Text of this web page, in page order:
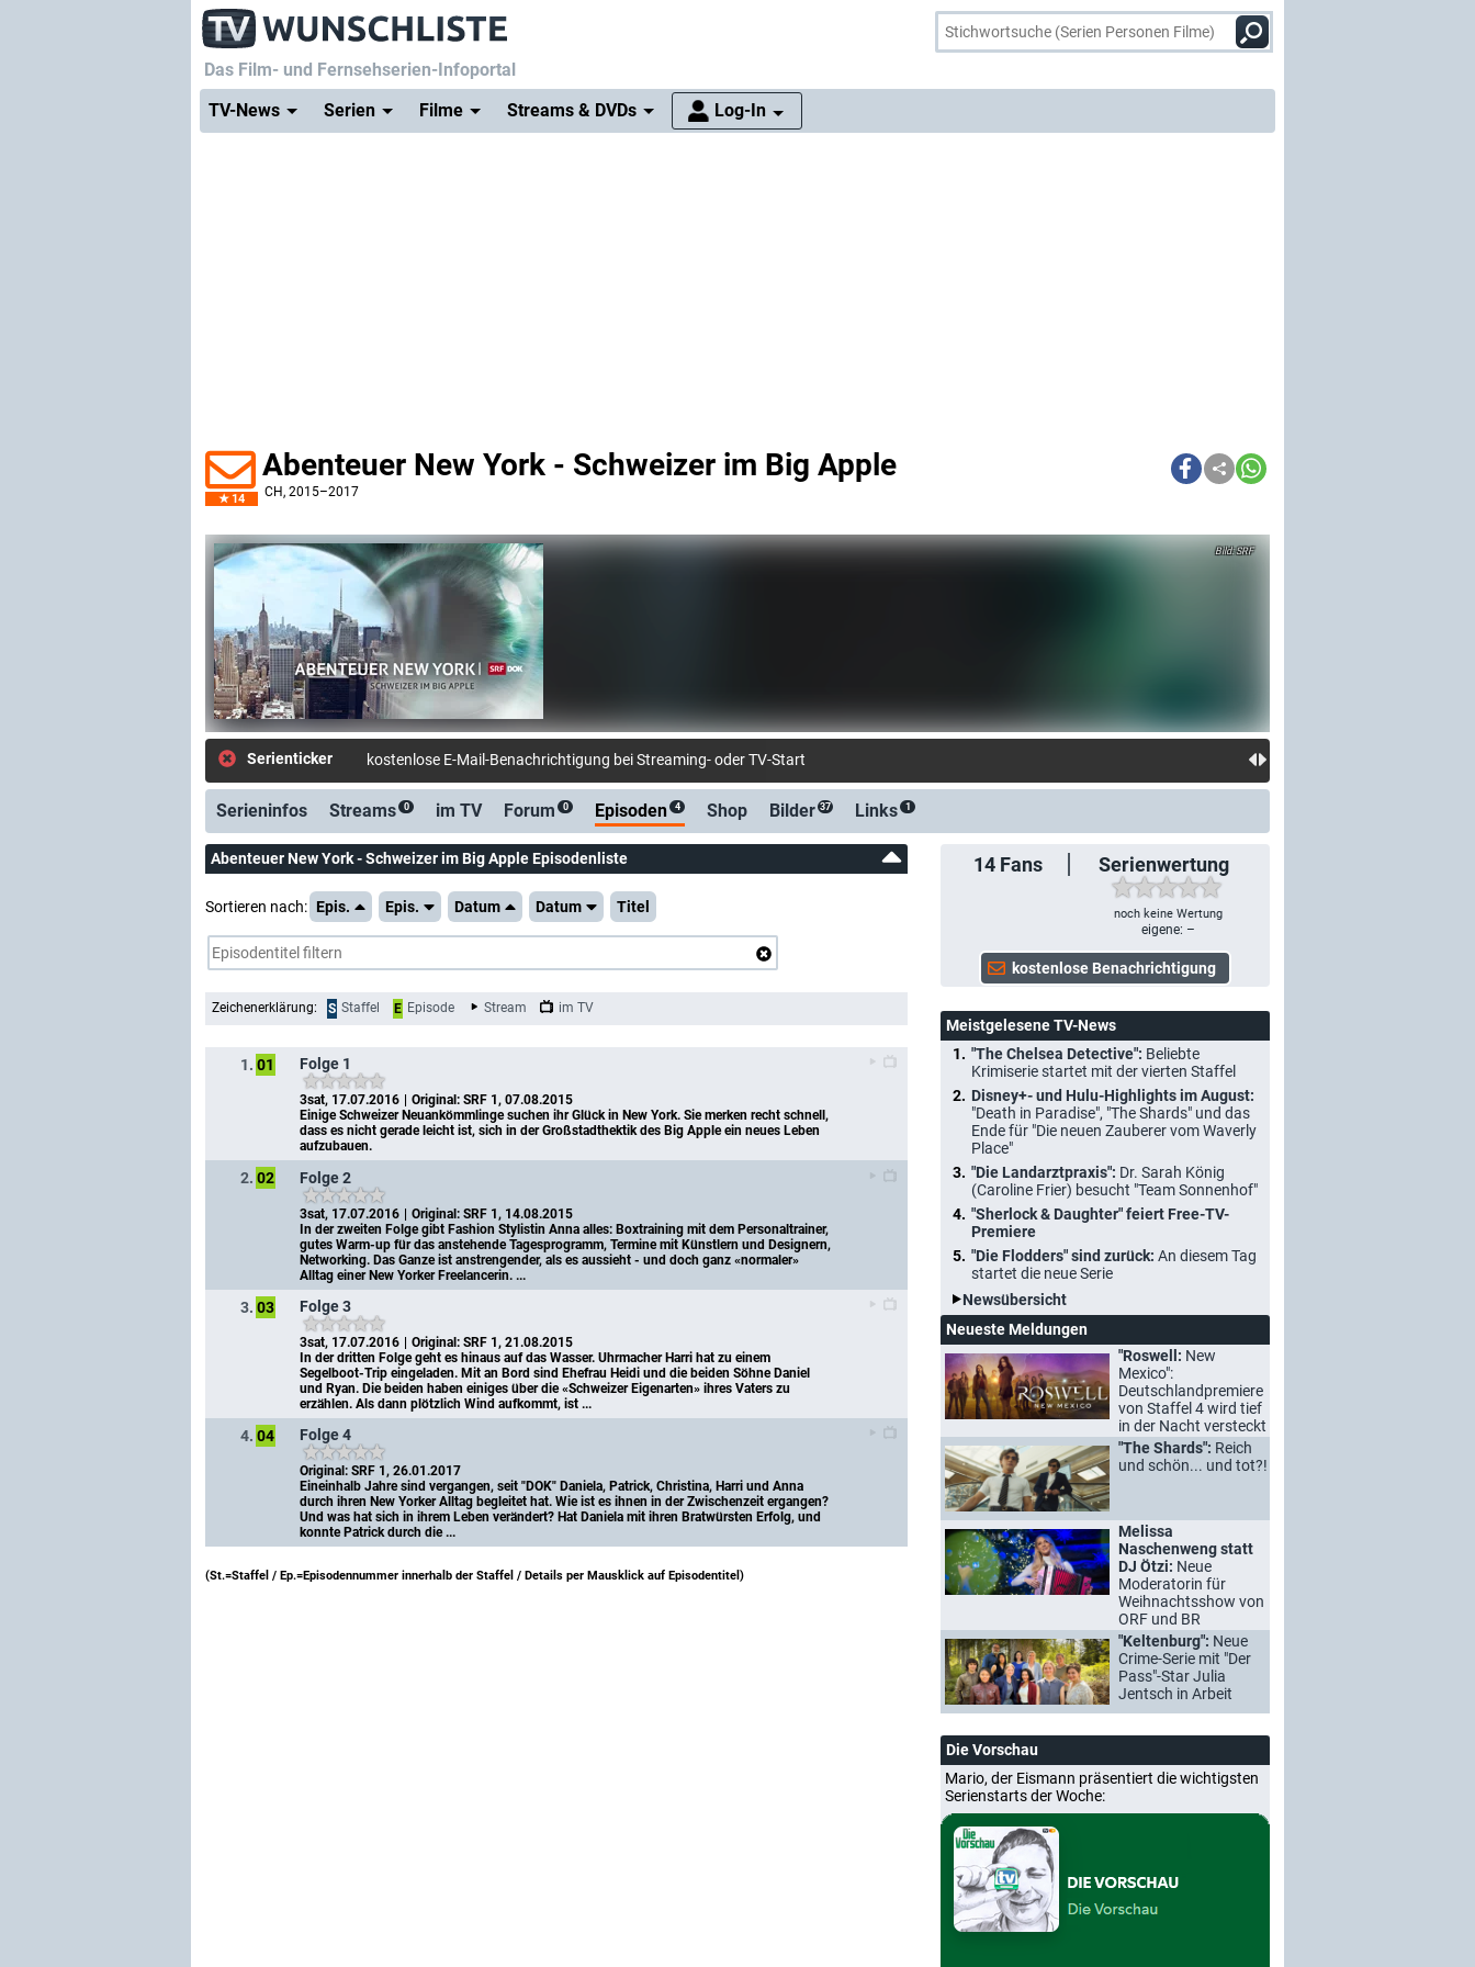
Das Film- und Fernsehserien-Infoportal
TV-News
Serien Filme Streams & DVDs Log-In
14
Abenteuer New York - Schweizer im Big Apple
CH, 2015–2017
SRF
Serienticker kostenlose E-Mail-Benachrichtigung bei Streaming- oder TV-Start
Serieninfos Streams 0 im TV Forum 0 Episoden 4 Shop Bilder 37 Links 1
14 Fans Serienwertung
noch keine Wertung
eigene: –
Abenteuer New York - Schweizer im Big Apple Episodenliste
Sortieren nach: Epis. Epis. Datum Datum Titel
Zeichenerklärung: S Staffel E Episode Stream im TV
1. 01 Folge 1
3sat, 17.07.2016
Original: SRF 1, 07.08.2015
Einige Schweizer Neuankömmlinge suchen ihr Glück in New York. Sie merken recht schnell,
dass es nicht gerade leicht ist, sich in der Großstadthektik des Big Apple ein neues Leben
aufzubauen.
2. 02 Folge 2
3sat, 17.07.2016
Original: SRF 1, 14.08.2015
In der zweiten Folge gibt Fashion Stylistin Anna alles: Boxtraining mit dem Personaltrainer,
gutes Warm-up für das anstehende Tagesprogramm, Termine mit Künstlern und Designern,
Networking. Das Ganze ist anstrengender, als es aussieht - und doch ganz «normaler»
Alltag einer New Yorker Freelancerin. ...
3. 03 Folge 3
3sat, 17.07.2016
Original: SRF 1, 21.08.2015
In der dritten Folge geht es hinaus auf das Wasser. Uhrmacher Harri hat zu einem
Segelboot-Trip eingeladen. Mit an Bord sind Ehefrau Heidi und die beiden Söhne Daniel
und Ryan. Die beiden haben einiges über die «Schweizer Eigenarten» ihres Vaters zu
erzählen. Als dann plötzlich Wind aufkommt, ist ...
4. 04 Folge 4
Original: SRF 1, 26.01.2017
Eineinhalb Jahre sind vergangen, seit "DOK" Daniela, Patrick, Christina, Harri und Anna
durch ihren New Yorker Alltag begleitet hat. Wie ist es ihnen in der Zwischenzeit ergangen?
Und was hat sich in ihrem Leben verändert? Hat Daniela mit ihren Bratwürsten Erfolg, und
konnte Patrick durch die ...
(St.=Staffel / Ep.=Episodennummer innerhalb der Staffel / Details per Mausklick auf Episodentitel )
Meistgelesene TV-News
"The Chelsea Detective": Beliebte
Krimiserie startet mit der vierten Staffel
Disney+- und Hulu-Highlights im August:
"Death in Paradise", "The Shards" und das
Ende für "Die neuen Zauberer vom Waverly
Place"
"Die Landarztpraxis": Dr. Sarah König
(Caroline Frier) besucht "Team Sonnenhof"
"Sherlock & Daughter" feiert Free-TV-
Premiere
"Die Flodders" sind zurück: An diesem Tag
startet die neue Serie
Newsübersicht
Neueste Meldungen
"Roswell: New
Mexico":
Deutschlandpremiere
von Staffel 4 wird tief
in der Nacht versteckt
"The Shards": Reich
und schön... und tot?!
Melissa
Naschenweng statt
DJ Ötzi: Neue
Moderatorin für
Weihnachtsshow von
ORF und BR
"Keltenburg": Neue
Crime-Serie mit "Der
Pass"-Star Julia
Jentsch in Arbeit
Die Vorschau
Mario, der Eismann präsentiert die wichtigsten
Serienstarts der Woche: